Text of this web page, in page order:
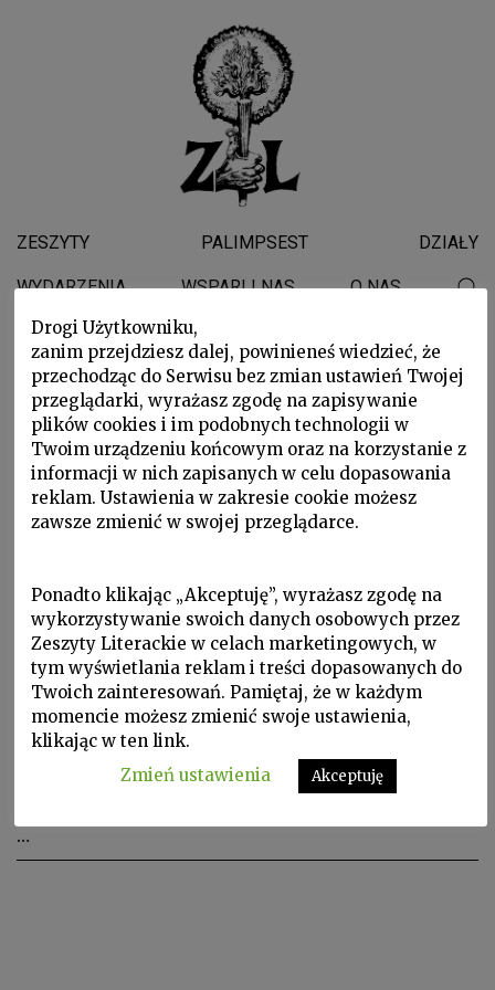
ZESZYTY PALIMPSEST DZIAŁY
WYDARZENIA WSPARLI NAS O NAS
Leon Zdzisław Stroiński
Noty o autorach
LEON ZDZISŁAW STROIŃSKI
LEON ZDZISŁAW STROIŃSKI ur. 1921, zm. 1944. Pod
…
Drogi Użytkowniku,
zanim przejdziesz dalej, powinieneś wiedzieć, że
przechodząc do Serwisu bez zmian ustawień Twojej
przeglądarki, wyrażasz zgodę na zapisywanie
plików cookies i im podobnych technologii w
Twoim urządzeniu końcowym oraz na korzystanie z
informacji w nich zapisanych w celu dopasowania
reklam. Ustawienia w zakresie cookie możesz
zawsze zmienić w swojej przeglądarce.
Ponadto klikając „Akceptuję”, wyrażasz zgodę na
wykorzystywanie swoich danych osobowych przez
Zeszyty Literackie w celach marketingowych, w
tym wyświetlania reklam i treści dopasowanych do
Twoich zainteresowań. Pamiętaj, że w każdym
momencie możesz zmienić swoje ustawienia,
klikając w ten link.
Zmień ustawienia
Akceptuję